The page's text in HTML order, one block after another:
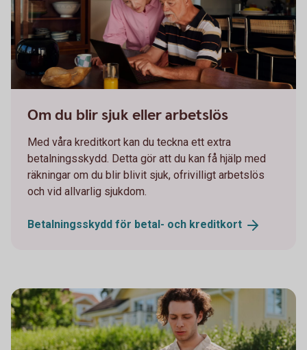
Om du blir sjuk eller arbetslös
Med våra kreditkort kan du teckna ett extra
betalningsskydd. Detta gör att du kan få hjälp med
räkningar om du blir blivit sjuk, ofrivilligt arbetslös
och vid allvarlig sjukdom.
Betalningsskydd för betal- och kreditkort